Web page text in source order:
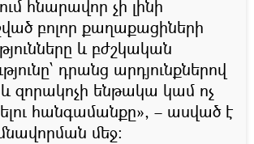
հնարավոր չի լինի
բոլոր քաղաքացիների
և բժշկական
դրանց արդյունքներով
զորակոչի ենթակա կամ ոչ
հանգամանքը», – ասված է
մեջ։